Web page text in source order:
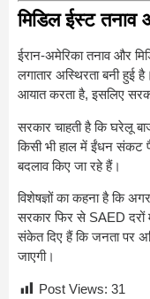
मिडिल ईस्ट तनाव
ईरान-अमेरिका तनाव और
लगातार अस्थिरता बनी हुई
आयात करता है, इसलिए
सरकार चाहती है कि घरेलू
किसी भी हाल में ईंधन संकट
बदलाव किए जा रहे हैं।
विशेषज्ञों का कहना है कि
सरकार फिर से SAED
संकेत दिए हैं कि जनता पर
जाएगी।
Post Views: 31